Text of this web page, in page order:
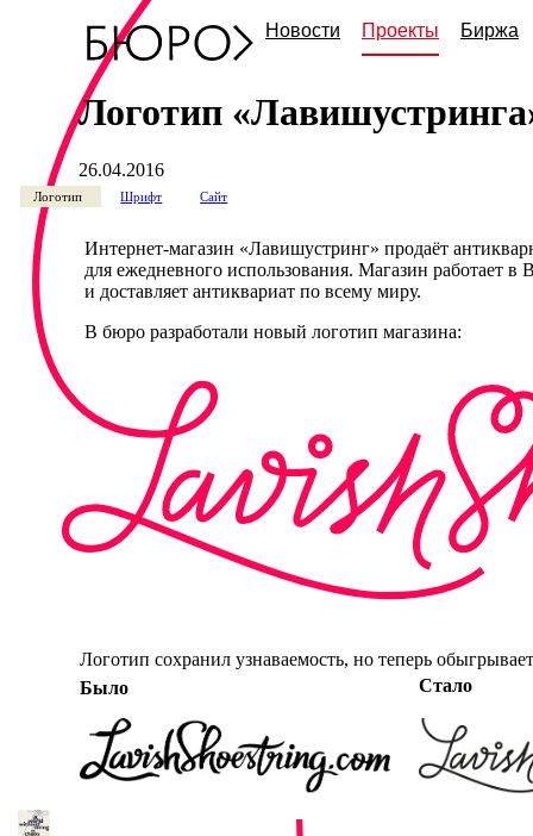
Новости Проекты Биржа
Логотип
26.04.2016
Логотип Шрифт Сайт
Интернет-магазин «Лавишустринг» продаёт
для ежедневного использования. Магазин работает в
и доставляет антиквариат по всему миру.
В бюро разработали новый логотип магазина:
Логотип сохранил узнаваемость, но теперь
Было
Стало